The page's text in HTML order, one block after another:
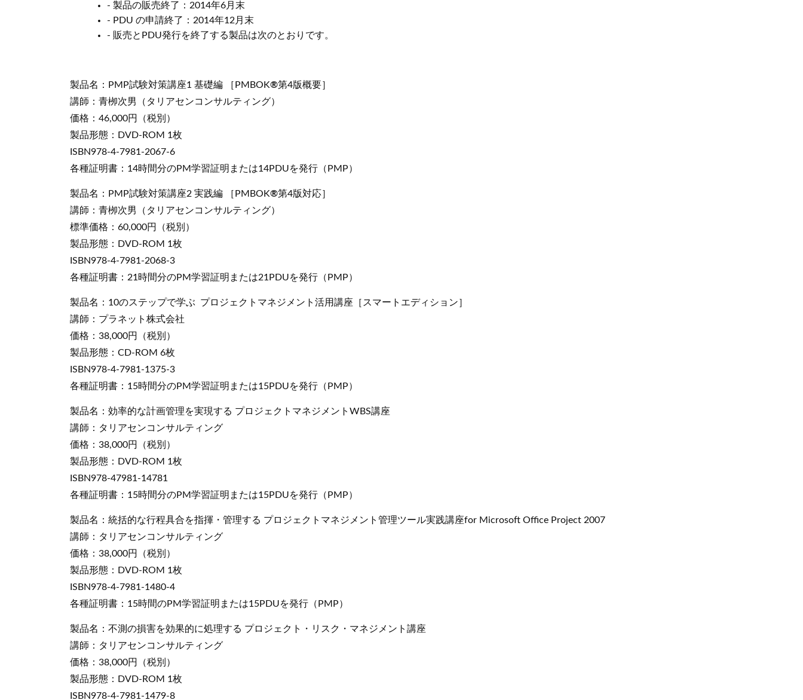
- 製品の販売終了：2014年6月末
- PDU の申請終了：2014年12月末
- 販売とPDU発行を終了する製品は次のとおりです。
製品名：PMP試験対策講座1 基礎編 ［PMBOK®第4版概要］
講師：青栁次男（タリアセンコンサルティング）
価格：46,000円（税別）
製品形態：DVD-ROM 1枚
ISBN978-4-7981-2067-6
各種証明書：14時間分のPM学習証明または14PDUを発行（PMP）
製品名：PMP試験対策講座2 実践編 ［PMBOK®第4版対応］
講師：青栁次男（タリアセンコンサルティング）
標準価格：60,000円（税別）
製品形態：DVD-ROM 1枚
ISBN978-4-7981-2068-3
各種証明書：21時間分のPM学習証明または21PDUを発行（PMP）
製品名：10のステップで学ぶ プロジェクトマネジメント活用講座［スマートエディション］
講師：プラネット株式会社
価格：38,000円（税別）
製品形態：CD-ROM 6枚
ISBN978-4-7981-1375-3
各種証明書：15時間分のPM学習証明または15PDUを発行（PMP）
製品名：効率的な計画管理を実現する プロジェクトマネジメントWBS講座
講師：タリアセンコンサルティング
価格：38,000円（税別）
製品形態：DVD-ROM 1枚
ISBN978-47981-14781
各種証明書：15時間分のPM学習証明または15PDUを発行（PMP）
製品名：統括的な行程具合を指揮・管理する プロジェクトマネジメント管理ツール実践講座for Microsoft Office Project 2007
講師：タリアセンコンサルティング
価格：38,000円（税別）
製品形態：DVD-ROM 1枚
ISBN978-4-7981-1480-4
各種証明書：15時間のPM学習証明または15PDUを発行（PMP）
製品名：不測の損害を効果的に処理する プロジェクト・リスク・マネジメント講座
講師：タリアセンコンサルティング
価格：38,000円（税別）
製品形態：DVD-ROM 1枚
ISBN978-4-7981-1479-8